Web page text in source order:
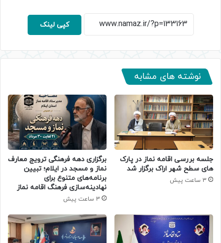
کپی لینک
نوشته های مشابه
جلسه بررسی اقامه نماز در پارک
های سطح شهر اراک برگزار شد
3 ساعت پیش
برگزاری دهه فرهنگی ترویج معارف
نماز و مسجد در ایلام؛ تبیین
برنامه‌های متنوع برای
نهادینه‌سازی فرهنگ اقامه نماز
3 ساعت پیش